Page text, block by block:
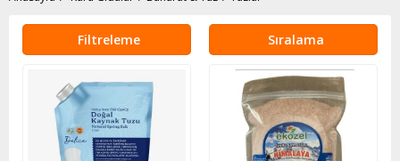
Filtreleme Sıralama